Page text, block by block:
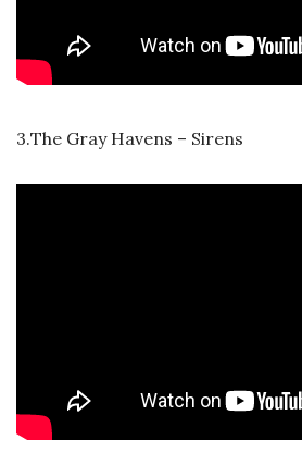
3.The Gray Havens – Sirens